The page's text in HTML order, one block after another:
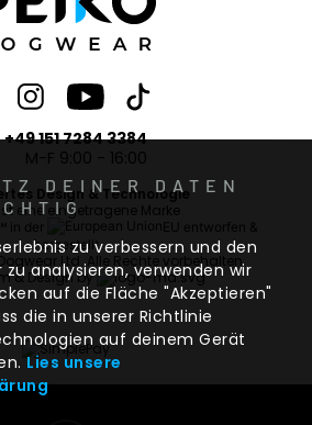
+49 151 7284 3384
M-F 9:00 - 16:00
Design & Technologie
ist eine eingetragene Marke
in der
EU entworfen &
hergestellt
Ltd. Alle Rechte vorbehalten
& Design by
DEINER DATEN
zu verbessern und den
analysieren, verwenden wir
auf die Fläche "Akzeptieren"
die in unserer Richtlinie
auf deinem Gerät
Lies unsere